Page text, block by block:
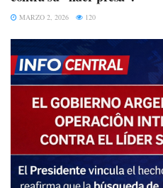
MARZO 2, 2026 120